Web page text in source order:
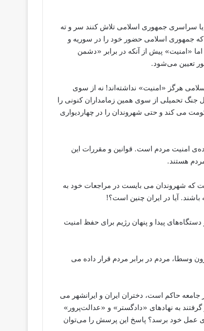
یا سراسری جمهوری اسلامی تلاش کنند سر و ته
جمهوری اسلامی حضور خود را در سوریه و
«امنیت» پیش از آنکه در برابر «دشمن
تعیین می‌شود.
هرگز «امنیت» نداشته‌اند! نه از سوی
جنگ تحمیلی از سوی همین زمامداران کنونی را
می ‌کند و حتی شهروندان را در چهاردیواری
امنیت مردم است. قوانین و مقررات این
هستند.
که شهروندان می ‌بایست در مراجعات خود به
آیا در ایران چنین است؟!
پیدا و پنهان رژیم برای حفظ امنیت
وسطا، مردم در برابر مردم قرار داده می
حاکم است، دختران ایران و ایرانشهر می
گرفتند به نهادهای «دادگستر» و «عدالت‌پرور»
عمل خود برسد؟ پاسخ این پرسش را می‌توان